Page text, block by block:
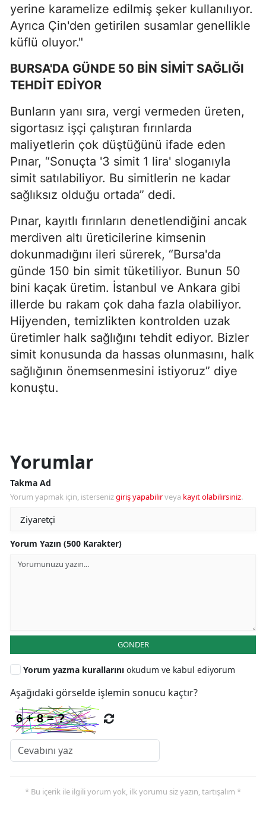
yerine karamelize edilmiş şeker kullanılıyor.
Ayrıca Çin'den getirilen susamlar genellikle
küflü oluyor."
BURSA'DA GÜNDE 50 BİN SİMİT SAĞLIĞI
TEHDİT EDİYOR
Bunların yanı sıra, vergi vermeden üreten,
sigortasız işçi çalıştıran fırınlarda
maliyetlerin çok düştüğünü ifade eden
Pınar, “Sonuçta '3 simit 1 lira' sloganıyla
simit satılabiliyor. Bu simitlerin ne kadar
sağlıksız olduğu ortada” dedi.
Pınar, kayıtlı fırınların denetlendiğini ancak
merdiven altı üreticilerine kimsenin
dokunmadığını ileri sürerek, “Bursa'da
günde 150 bin simit tüketiliyor. Bunun 50
bini kaçak üretim. İstanbul ve Ankara gibi
illerde bu rakam çok daha fazla olabiliyor.
Hijyenden, temizlikten kontrolden uzak
üretimler halk sağlığını tehdit ediyor. Bizler
simit konusunda da hassas olunmasını, halk
sağlığının önemsenmesini istiyoruz” diye
konuştu.
Yorumlar
Takma Ad
Yorum yapmak için, istersenizgiriş yapabilirveya kayıt olabilirsiniz.
Yorum Yazın (500 Karakter)
GÖNDER
Yorum yazma kurallarını okudum ve kabul ediyorum
Aşağıdaki görselde işlemin sonucu kaçtır?
* Bu içerik ile ilgili yorum yok, ilk yorumu siz yazın, tartışalım *